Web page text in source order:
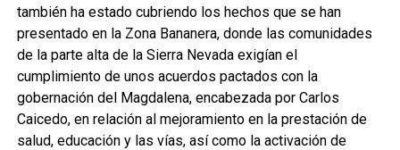
también ha estado cubriendo los hechos que se han
presentado en la Zona Bananera, donde las comunidades
de la parte alta de la Sierra Nevada exigían el
cumplimiento de unos acuerdos pactados con la
gobernación del Magdalena, encabezada por Carlos
Caicedo, en relación al mejoramiento en la prestación de
salud, educación y las vías, así como la activación de